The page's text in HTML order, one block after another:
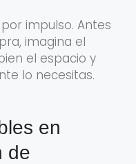
impulso. Antes
imagina el
el espacio y
lo necesitas.
en
de